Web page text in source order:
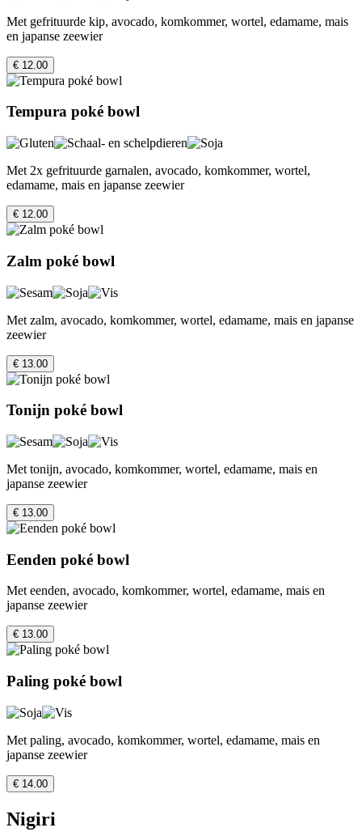
Met gefrituurde kip, avocado, komkommer, wortel, edamame, mais
en japanse zeewier
€ 12.00
Tempura poké bowl
Met 2x gefrituurde garnalen, avocado, komkommer, wortel,
edamame, mais en japanse zeewier
€ 12.00
Zalm poké bowl
Met zalm, avocado, komkommer, wortel, edamame, mais en japanse
zeewier
€ 13.00
Tonijn poké bowl
Met tonijn, avocado, komkommer, wortel, edamame, mais en
japanse zeewier
€ 13.00
Eenden poké bowl
Met eenden, avocado, komkommer, wortel, edamame, mais en
japanse zeewier
€ 13.00
Paling poké bowl
Met paling, avocado, komkommer, wortel, edamame, mais en
japanse zeewier
€ 14.00
Nigiri